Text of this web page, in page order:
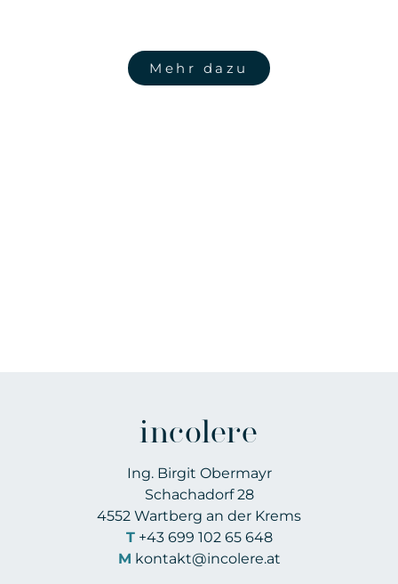
Mehr dazu
incolere
Ing. Birgit Obermayr
Schachadorf 28
4552 Wartberg an der Krems
T +43 699 102 65 648
M kontakt@incolere.at